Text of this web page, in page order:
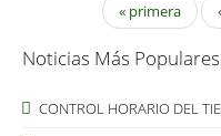
« primera
Noticias Más Populares
CONTROL HORARIO DEL